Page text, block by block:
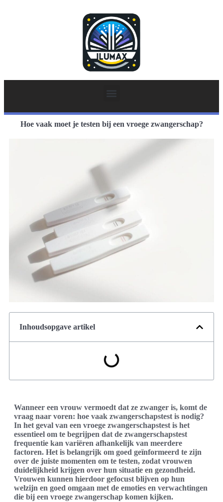
Hoe vaak moet je testen bij een vroege zwangerschap?
Inhoudsopgave artikel
Wanneer een vrouw vermoedt dat ze zwanger is, komt de
vraag naar voren: hoe vaak zwangerschapstest is nodig?
In het geval van een vroege zwangerschapstest is het
essentieel om te begrijpen dat de zwangerschapstest
frequentie kan variëren afhankelijk van meerdere
factoren. Het is belangrijk om goed geïnformeerd te zijn
over de juiste momenten om te testen, zodat vrouwen
duidelijkheid krijgen over hun situatie en gezondheid.
Vrouwen kunnen hierdoor gefocust blijven op hun
welzijn en goed omgaan met de emoties en verwachtingen
die bij een vroege zwangerschap komen kijken.